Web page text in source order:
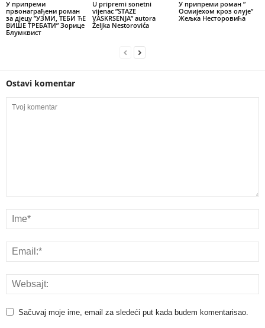
У припреми
првонаграђени роман
за дјецу ”УЗМИ, ТЕБИ ЋЕ
ВИШЕ ТРЕБАТИ” Зорице
Блумквист
U pripremi sonetni
vijenac ”STAZE
VASKRSENJA” autora
Željka Nestorovića
У припреми роман ”
Осмијехом кроз олује”
Жељка Несторовића
Ostavi komentar
Sačuvaj moje ime, email za sledeći put kada budem komentarisao.